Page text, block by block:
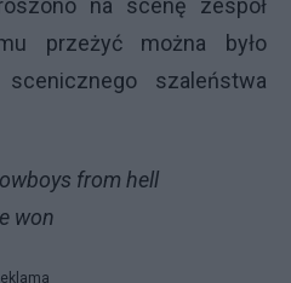
na scenę zespół
przeżyć można było
szaleństwa
from hell
won